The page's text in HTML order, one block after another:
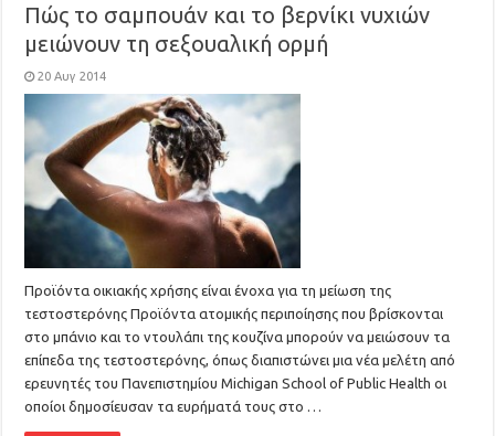
Πώς το σαμπουάν και το βερνίκι νυχιών
μειώνουν τη σεξουαλική ορμή
20 Αυγ 2014
Προϊόντα οικιακής χρήσης είναι ένοχα για τη μείωση της
τεστοστερόνης Προϊόντα ατομικής περιποίησης που βρίσκονται
στο μπάνιο και το ντουλάπι της κουζίνα μπορούν να μειώσουν τα
επίπεδα της τεστοστερόνης, όπως διαπιστώνει μια νέα μελέτη από
ερευνητές του Πανεπιστημίου Michigan School of Public Health οι
οποίοι δημοσίευσαν τα ευρήματά τους στο …